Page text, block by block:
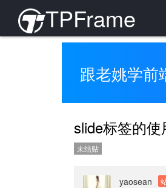
TPFrame
跟老姚学前
slide标签的使
未结贴
yaosean